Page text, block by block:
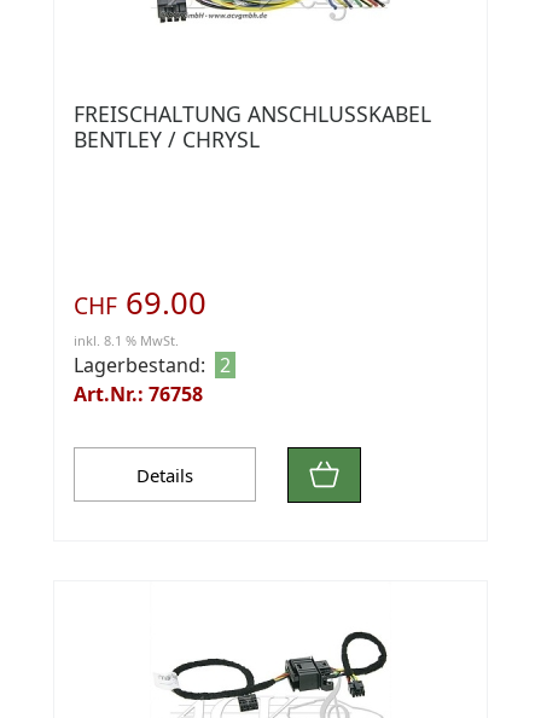
FREISCHALTUNG ANSCHLUSSKABEL
BENTLEY / CHRYSL
CHF 69.00
inkl. 8.1 % MwSt.
Lagerbestand: 2
Art.Nr.: 76758
Details